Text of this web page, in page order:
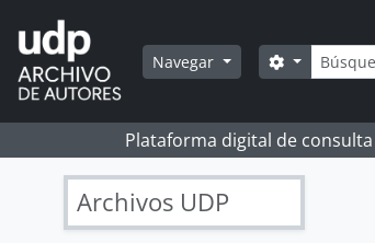
Skip to main content
Navegar Search
Plataforma digital de
Archivos UDP